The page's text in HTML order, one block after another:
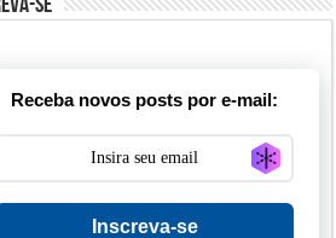
Receba novos posts por e-mail:
Inscreva-se